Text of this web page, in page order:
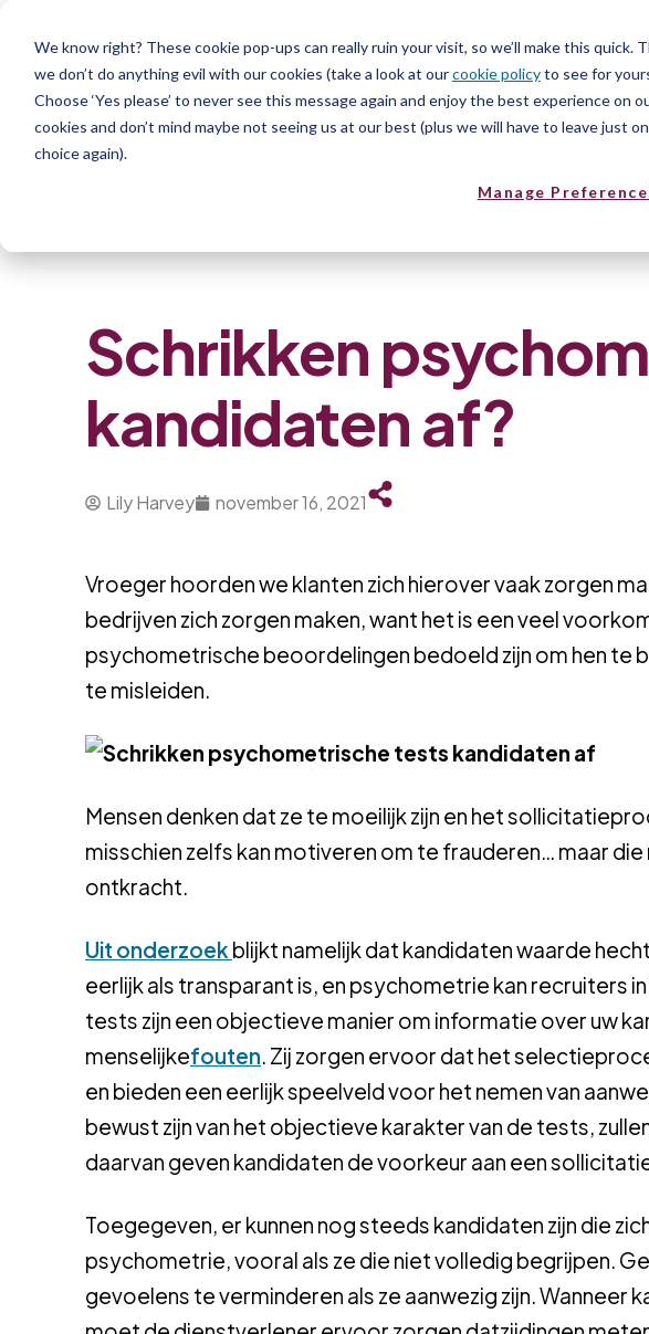
We know right? These cookie pop-ups can really ruin your visit, so we’ll make this
we don’t do anything evil with our cookies (take a look at ourcookie policyto see for
Choose ‘Yes please’ to never see this message again and enjoy the best experience on
cookies and don’t mind maybe not seeing us at our best (plus we will have to leave just
choice again).
Manage
Schrikken psychometrische tests
Schrikken
kandidaten af?
Lily Harvey november 16, 2021
Vroeger hoorden we klanten zich hierover vaak zorgen
bedrijven zich zorgen maken, want het is een veel
psychometrische beoordelingen bedoeld zijn om hen te
te misleiden.
Mensen denken dat ze te moeilijk zijn en het
misschien zelfs kan motiveren om te frauderen… maar
ontkracht.
Uit onderzoek blijkt namelijk dat kandidaten waarde
eerlijk als transparant is, en psychometrie kan recruiters
tests zijn een objectieve manier om informatie over uw
menselijkefouten. Zij zorgen ervoor dat het
en bieden een eerlijk speelveld voor het nemen van
bewust zijn van het objectieve karakter van de tests,
daarvan geven kandidaten de voorkeur aan een
Toegegeven, er kunnen nog steeds kandidaten zijn die
psychometrie, vooral als ze die niet volledig begrijpen.
gevoelens te verminderen als ze aanwezig zijn. Wanneer